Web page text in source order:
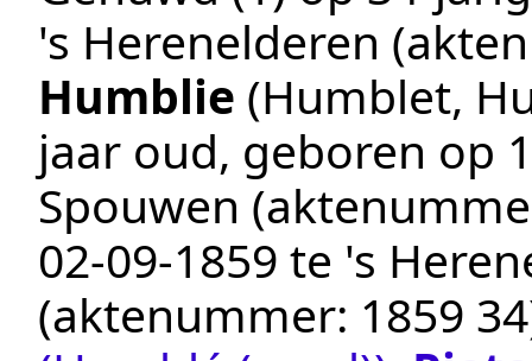
's Herenelderen
Humblie (Humblet,
jaar oud, geboren op
Spouwen
02‑09‑1859 te 's
(aktenummer: 1859 34